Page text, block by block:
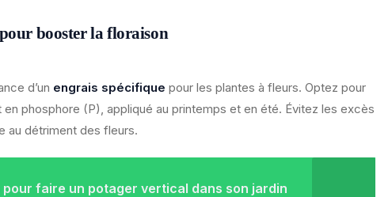
booster la floraison
d’un engrais spécifique pour les plantes à fleurs. Optez pour
phosphore (P), appliqué au printemps et en été. Évitez les excès
au détriment des fleurs.
pour faire un potager vertical dans son jardin